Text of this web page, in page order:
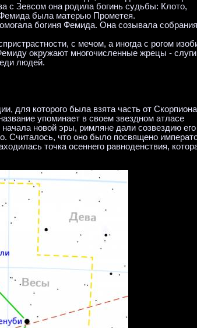
с Зевсом она родила богинь судьбы: Клото,
была матерью Прометея.
богиня Фемида. Она созывала собрания
с мечом, а иногда с рогом
окружают многочисленные жрецы - слуги
людей.
для которого была взята часть от
упоминает в своем звездном атласе
новой эры, римляне дали созвездию его
Считалось, что оно было посвящено
точка осеннего равноденствия,